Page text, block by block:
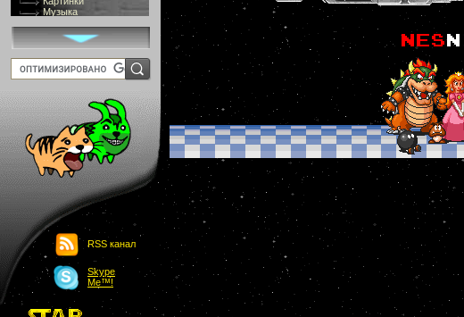
Музыка
Терминология
Костюмы
Игры
8 bit
Юмор
Картинки-приколы
Download
Links
Обмен баннерами
О проекте
Обьявления
Чат
RSS канал
Skype
Me™!